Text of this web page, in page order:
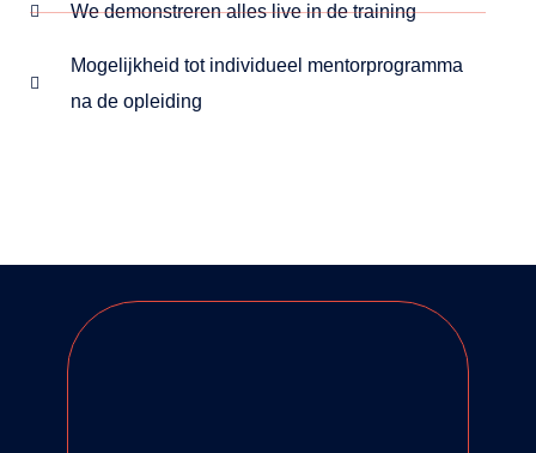
We demonstreren alles live in de training
Mogelijkheid tot individueel mentorprogramma
na de opleiding